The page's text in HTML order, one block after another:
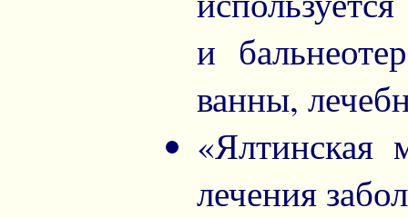
и
ванны,
«Ялтинская
лечения